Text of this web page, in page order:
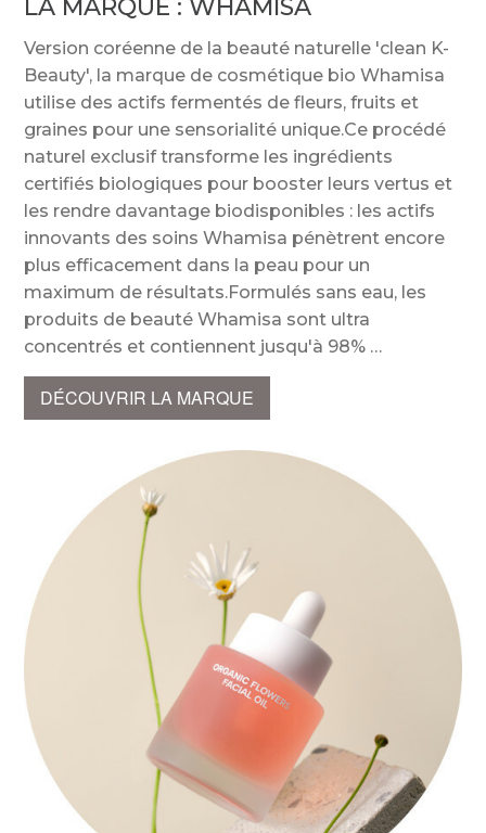
LA MARQUE :WHAMISA
Version coréenne de la beauté naturelle 'clean K-
Beauty', la marque de cosmétique bio Whamisa
utilise des actifs fermentés de fleurs, fruits et
graines pour une sensorialité unique.Ce procédé
naturel exclusif transforme les ingrédients
certifiés biologiques pour booster leurs vertus et
les rendre davantage biodisponibles : les actifs
innovants des soins Whamisa pénètrent encore
plus efficacement dans la peau pour un
maximum de résultats.Formulés sans eau, les
produits de beauté Whamisa sont ultra
concentrés et contiennent jusqu'à 98%
DÉCOUVRIR LA MARQUE